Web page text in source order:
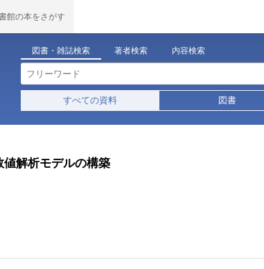
館の本をさがす
図書・雑誌検索 著者検索 内容検索
すべての資料 図書
解析モデルの構築